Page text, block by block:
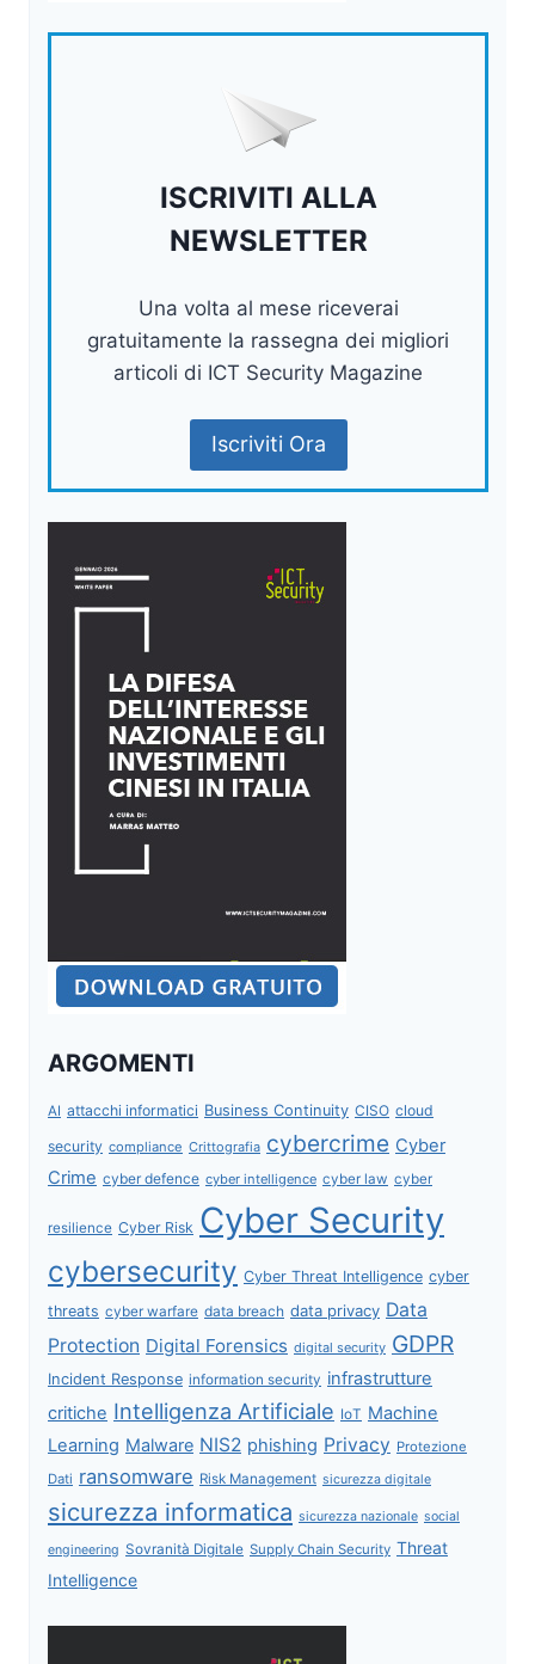
ISCRIVITI ALLA
NEWSLETTER
Una volta al mese riceverai
gratuitamente la rassegna dei migliori
articoli di ICT Security Magazine
Iscriviti Ora
ARGOMENTI
AI attacchi informatici Business Continuity CISO cloud
security compliance Crittografia cybercrime Cyber
Crime cyber defence cyber intelligence cyber law cyber
resilience Cyber Risk Cyber Security
cybersecurity Cyber Threat Intelligence cyber
threats cyber warfare data breach data privacy Data
Protection Digital Forensics digital security GDPR
Incident Response information security infrastrutture
critiche Intelligenza Artificiale IoT Machine
Learning Malware NIS2 phishing Privacy Protezione
Dati ransomware Risk Management sicurezza digitale
sicurezza informatica sicurezza nazionale social
engineering Sovranità Digitale Supply Chain Security Threat
Intelligence